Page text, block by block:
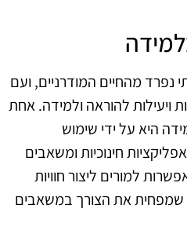
נפרד מהחיים המודרניים, ועם
ויעילות להוראה ולמידה. אחת
היא על ידי שימוש
חינוכיות ומשאבים
למורים ליצור חוויות
שמפחית את הצורך במשאבים